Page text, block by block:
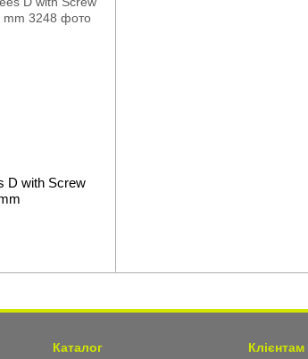
D with Screw
Каталог Клієнтам